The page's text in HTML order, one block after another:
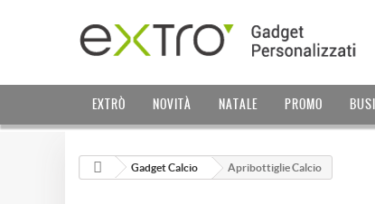
EXTRÒ NOVITÀ NATALE PROMO
Gadget Calcio Apribottiglie Calcio